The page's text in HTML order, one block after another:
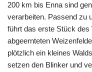
200 km bis Enna sind
verarbeiten. Passend zu
führt das erste Stück des
abgeernteten
plötzlich ein kleines
setzen den Blinker und